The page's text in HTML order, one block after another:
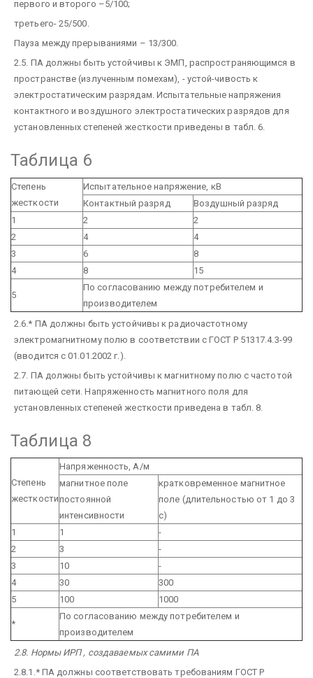
первого и второго –5/100;
третьего- 25/500.
Пауза между прерываниями – 13/300.
2.5. ПА должны быть устойчивы к ЭМП, распространяющимся в
пространстве (излученным помехам), - устой-чивость к
электростатическим разрядам. Испытательные напряжения
контактного и воздушного электростатических разрядов для
установленных степеней жесткости приведены в табл. 6.
Таблица 6
Степень
жесткости
Испытательное напряжение, кВ
Контактный разряд
Воздушный разряд
1
2
2
2
4
4
3
6
8
4
8 15
5
По согласованию между потребителем и
производителем
2.6.* ПА должны быть устойчивы к радиочастотному
электромагнитному полю в соответствии с ГОСТ Р 51317.4.3-99
(вводится с 01.01.2002 г.).
2.7. ПА должны быть устойчивы к магнитному полю с частотой
питающей сети. Напряженность магнитного поля для
установленных степеней жесткости приведена в табл. 8.
Таблица 8
Степень
жесткости
Напряженность, А/м
магнитное поле
постоянной
интенсивности
кратковременное магнитное
поле (длительностью от 1 до 3
с)
1
1
-
2
3
-
3
10
-
4
30
300
5
100 1000
*
По согласованию между потребителем и
производителем
2.8. Нормы ИРП , создаваемых самими ПА
2.8.1.* ПА должны соответствовать требованиям ГОСТ Р